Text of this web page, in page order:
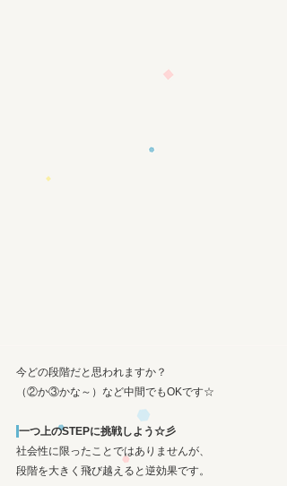
今どの段階だと思われますか？
（②か③かな～）など中間でもOKです☆
一つ上のSTEPに挑戦しよう☆彡
社会性に限ったことではありませんが、
段階を大きく飛び越えると逆効果です。